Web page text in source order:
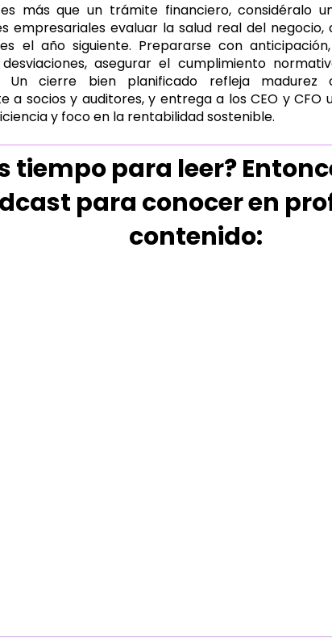
más que un trámite financiero, considéralo
empresariales evaluar la salud real del
el año siguiente. Prepararse con
asegurar el cumplimiento
Un cierre bien planificado refleja madurez
a socios y auditores, y entrega a los CEO y CFO
y foco en la rentabilidad sostenible.
tiempo para leer?
para conocer en
contenido: